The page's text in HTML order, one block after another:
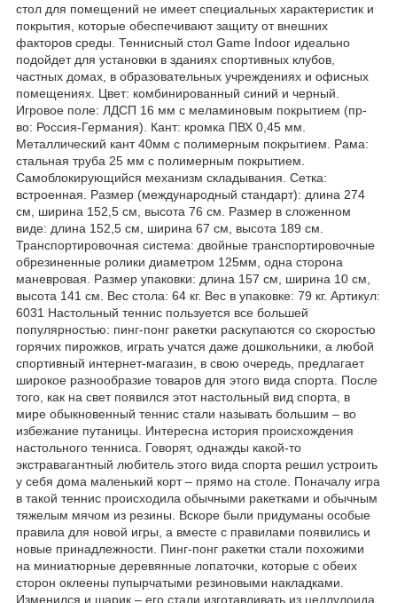
стол для помещений не имеет специальных характеристик и
покрытия, которые обеспечивают защиту от внешних
факторов среды. Теннисный стол Game Indoor идеально
подойдет для установки в зданиях спортивных клубов,
частных домах, в образовательных учреждениях и офисных
помещениях. Цвет: комбинированный синий и черный.
Игровое поле: ЛДСП 16 мм с меламиновым покрытием (пр-
во: Россия-Германия). Кант: кромка ПВХ 0,45 мм.
Металлический кант 40мм с полимерным покрытием. Рама:
стальная труба 25 мм с полимерным покрытием.
Самоблокирующийся механизм складывания. Сетка:
встроенная. Размер (международный стандарт): длина 274
см, ширина 152,5 см, высота 76 см. Размер в сложенном
виде: длина 152,5 см, ширина 67 см, высота 189 см.
Транспортировочная система: двойные транспортировочные
обрезиненные ролики диаметром 125мм, одна сторона
маневровая. Размер упаковки: длина 157 см, ширина 10 см,
высота 141 см. Вес стола: 64 кг. Вес в упаковке: 79 кг. Артикул:
6031 Настольный теннис пользуется все большей
популярностью: пинг-понг ракетки раскупаются со скоростью
горячих пирожков, играть учатся даже дошкольники, а любой
спортивный интернет-магазин, в свою очередь, предлагает
широкое разнообразие товаров для этого вида спорта. После
того, как на свет появился этот настольный вид спорта, в
мире обыкновенный теннис стали называть большим – во
избежание путаницы. Интересна история происхождения
настольного тенниса. Говорят, однажды какой-то
экстравагантный любитель этого вида спорта решил устроить
у себя дома маленький корт – прямо на столе. Поначалу игра
в такой теннис происходила обычными ракетками и обычным
тяжелым мячом из резины. Вскоре были придуманы особые
правила для новой игры, а вместе с правилами появились и
новые принадлежности. Пинг-понг ракетки стали похожими
на миниатюрные деревянные лопаточки, которые с обеих
сторон оклеены пупырчатыми резиновыми накладками.
Изменился и шарик – его стали изготавливать из целлулоида,